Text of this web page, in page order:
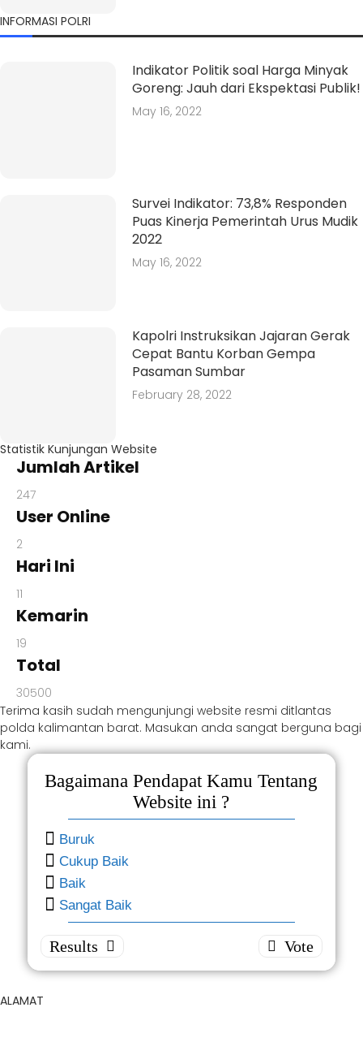
INFORMASI POLRI
Indikator Politik soal Harga Minyak
Goreng: Jauh dari Ekspektasi Publik!
May 16, 2022
Survei Indikator: 73,8% Responden
Puas Kinerja Pemerintah Urus Mudik
2022
May 16, 2022
Kapolri Instruksikan Jajaran Gerak
Cepat Bantu Korban Gempa
Pasaman Sumbar
February 28, 2022
Statistik Kunjungan Website
Jumlah Artikel
247
User Online
2
Hari Ini
11
Kemarin
19
Total
30500
Terima kasih sudah mengunjungi website resmi ditlantas
polda kalimantan barat. Masukan anda sangat berguna bagi
kami.
Bagaimana Pendapat Kamu Tentang
Website ini ?
Buruk
Cukup Baik
Baik
Sangat Baik
Kamu
Website ini
ALAMAT